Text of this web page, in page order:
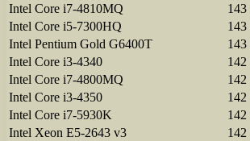
Intel Core i7-4810MQ
143
Intel Core i5-7300HQ
143
Intel Pentium Gold G6400T
143
Intel Core i3-4340
142
Intel Core i7-4800MQ
142
Intel Core i3-4350
142
Intel Core i7-5930K
142
Intel Xeon E5-2643 v3
142